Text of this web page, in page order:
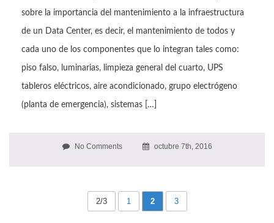
sobre la importancia del mantenimiento a la infraestructura
de un Data Center, es decir, el mantenimiento de todos y
cada uno de los componentes que lo integran tales como:
piso falso, luminarias, limpieza general del cuarto, UPS
tableros eléctricos, aire acondicionado, grupo electrógeno
(planta de emergencia), sistemas […]
No Comments octubre 7th, 2016
2/3 1 2 3